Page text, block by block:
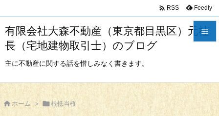
有限会社大森不動産（東京都目黒区）元社
長（宅地建物取引士）のブログ
主に不動産に関する話を惜しみなく書きます。

サイド

前へ
 RSS Feedly
 ホーム > 根抵当権